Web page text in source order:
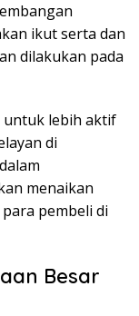
ikut serta dan
dilakukan pada
untuk lebih aktif
di
menaikan
pembeli di
Besar